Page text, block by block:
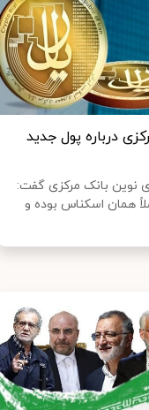
درباره پول جدید
نوین بانک مرکزی گفت:
همان اسکناس بوده و